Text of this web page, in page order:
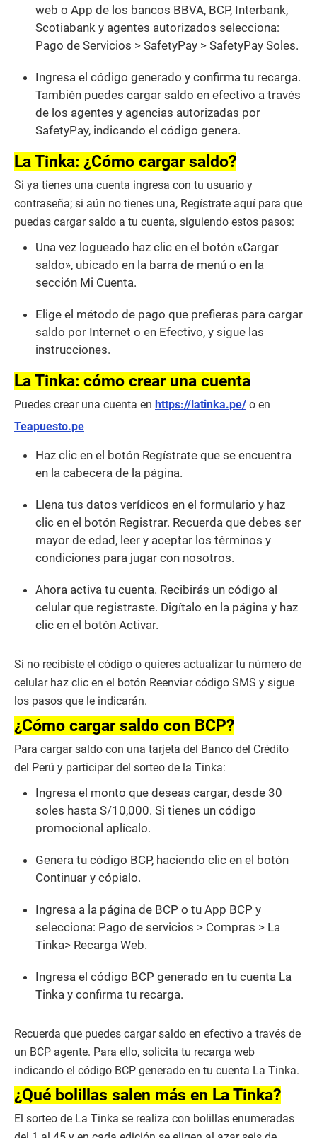
web o App de los bancos BBVA, BCP, Interbank,
Scotiabank y agentes autorizados selecciona:
Pago de Servicios > SafetyPay > SafetyPay Soles.
Ingresa el código generado y confirma tu recarga.
También puedes cargar saldo en efectivo a través
de los agentes y agencias autorizadas por
SafetyPay, indicando el código genera.
La Tinka: ¿Cómo cargar saldo?
Si ya tienes una cuenta ingresa con tu usuario y
contraseña; si aún no tienes una, Regístrate aquí para que
puedas cargar saldo a tu cuenta, siguiendo estos pasos:
Una vez logueado haz clic en el botón «Cargar
saldo», ubicado en la barra de menú o en la
sección Mi Cuenta.
Elige el método de pago que prefieras para cargar
saldo por Internet o en Efectivo, y sigue las
instrucciones.
La Tinka: cómo crear una cuenta
Puedes crear una cuenta en https://latinka.pe/ o en
Teapuesto.pe
Haz clic en el botón Regístrate que se encuentra
en la cabecera de la página.
Llena tus datos verídicos en el formulario y haz
clic en el botón Registrar. Recuerda que debes ser
mayor de edad, leer y aceptar los términos y
condiciones para jugar con nosotros.
Ahora activa tu cuenta. Recibirás un código al
celular que registraste. Digítalo en la página y haz
clic en el botón Activar.
Si no recibiste el código o quieres actualizar tu número de
celular haz clic en el botón Reenviar código SMS y sigue
los pasos que le indicarán.
¿Cómo cargar saldo con BCP?
Para cargar saldo con una tarjeta del Banco del Crédito
del Perú y participar del sorteo de la Tinka:
Ingresa el monto que deseas cargar, desde 30
soles hasta S/10,000. Si tienes un código
promocional aplícalo.
Genera tu código BCP, haciendo clic en el botón
Continuar y cópialo.
Ingresa a la página de BCP o tu App BCP y
selecciona: Pago de servicios > Compras > La
Tinka> Recarga Web.
Ingresa el código BCP generado en tu cuenta La
Tinka y confirma tu recarga.
Recuerda que puedes cargar saldo en efectivo a través de
un BCP agente. Para ello, solicita tu recarga web
indicando el código BCP generado en tu cuenta La Tinka.
¿Qué bolillas salen más en La Tinka?
El sorteo de La Tinka se realiza con bolillas enumeradas